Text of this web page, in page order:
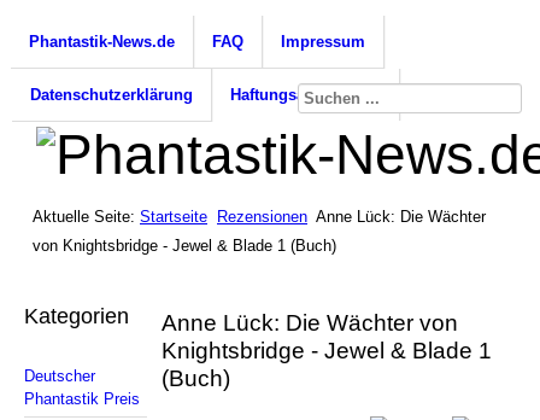
Phantastik-News.de FAQ Impressum
Datenschutzerklärung Haftungsausschluss
Aktuelle Seite: Startseite Rezensionen Anne Lück: Die Wächter
von Knightsbridge - Jewel & Blade 1 (Buch)
Kategorien
Deutscher
Phantastik Preis
Anne Lück: Die Wächter von
Knightsbridge - Jewel & Blade 1
(Buch)